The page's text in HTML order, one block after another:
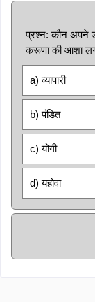
प्रश्न: कौन अपने
करूणा की आशा
a) व्यापारी
b) पंडित
c) योगी
d) यहोवा